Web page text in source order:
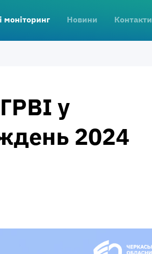
моніторинг Новини Контакти
у
2024